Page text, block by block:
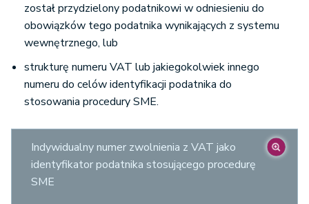
został przydzielony podatnikowi w odniesieniu do
obowiązków tego podatnika wynikających z systemu
wewnętrznego, lub
strukturę numeru VAT lub jakiegokolwiek innego
numeru do celów identyfikacji podatnika do
stosowania procedury SME.
Indywidualny numer zwolnienia z VAT jako
identyfikator podatnika stosującego procedurę
SME